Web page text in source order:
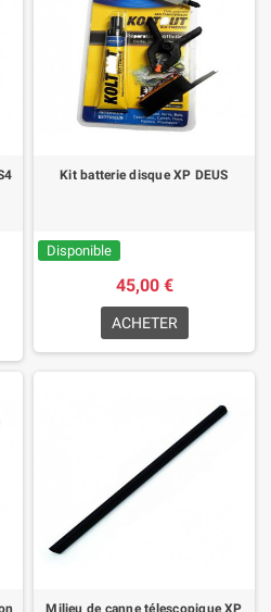
Kit batterie disque XP DEUS
Disponible
45,00 €
ACHETER
Milieu de canne télescopique XP